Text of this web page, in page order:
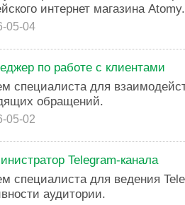
интернет магазина Atomy.
05-04
по работе с клиентами
специалиста для
обращений.
05-02
Telegram-канала
специалиста для ведения
аудитории.